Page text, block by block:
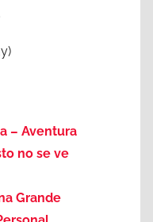
– Aventura
no se ve
Grande